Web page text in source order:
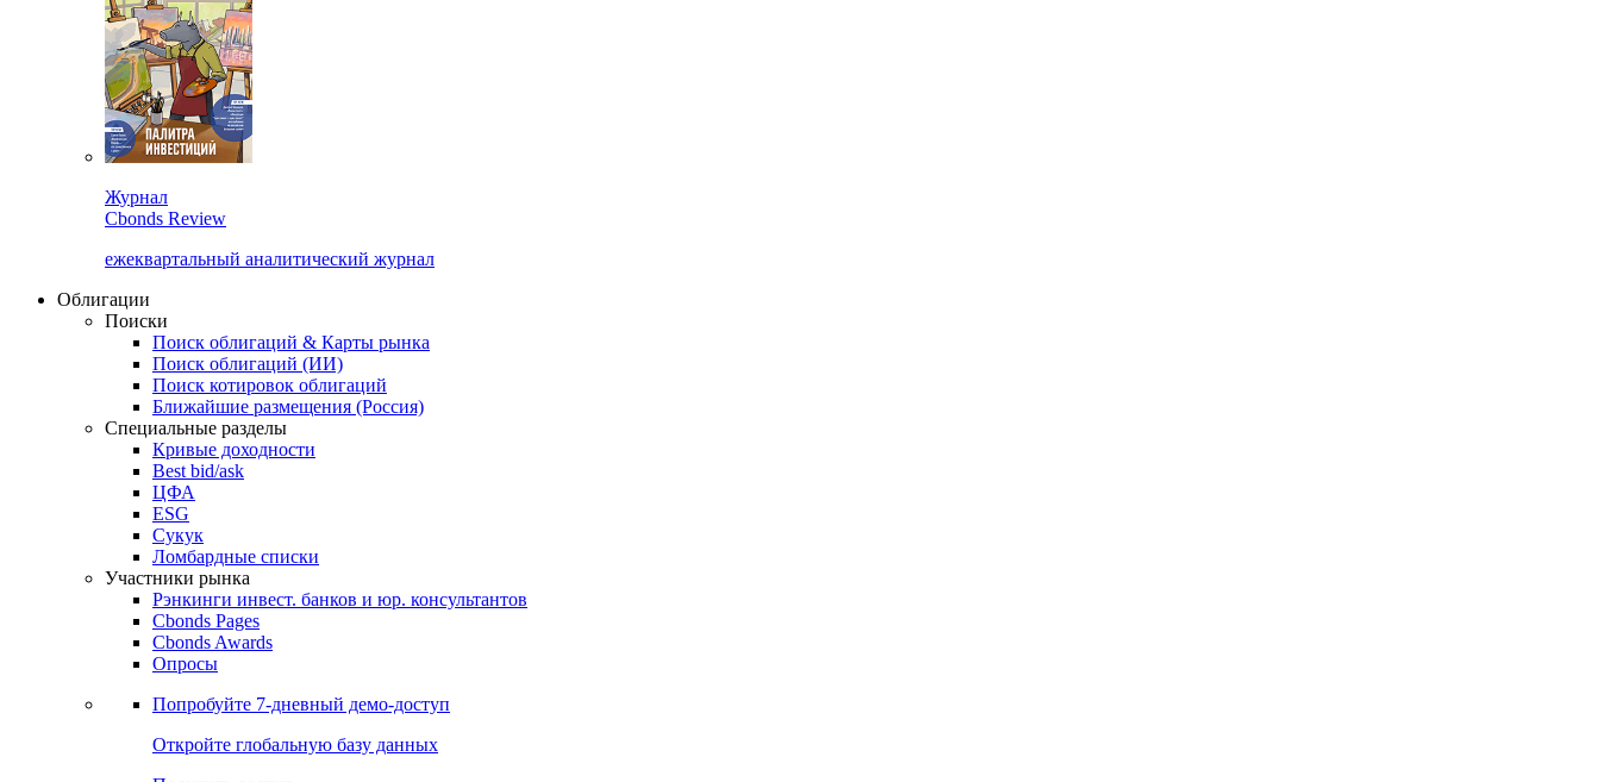
Журнал
Cbonds Review
ежеквартальный аналитический журнал
Облигации
Поиски
Поиск облигаций & Карты рынка
Поиск облигаций (ИИ)
Поиск котировок облигаций
Ближайшие размещения (Россия)
Специальные разделы
Кривые доходности
Best bid/ask
ЦФА
ESG
Сукук
Ломбардные списки
Участники рынка
Рэнкинги инвест. банков и юр. консультантов
Cbonds Pages
Cbonds Awards
Опросы
Попробуйте 7-дневный демо-доступ
Откройте глобальную базу данных